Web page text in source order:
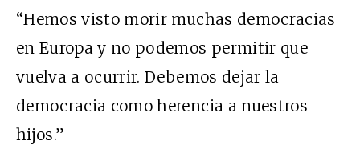
“Hemos visto morir muchas democracias
en Europa y no podemos permitir que
vuelva a ocurrir. Debemos dejar la
democracia como herencia a nuestros
hijos.”